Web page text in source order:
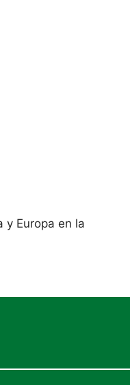
y Europa en la